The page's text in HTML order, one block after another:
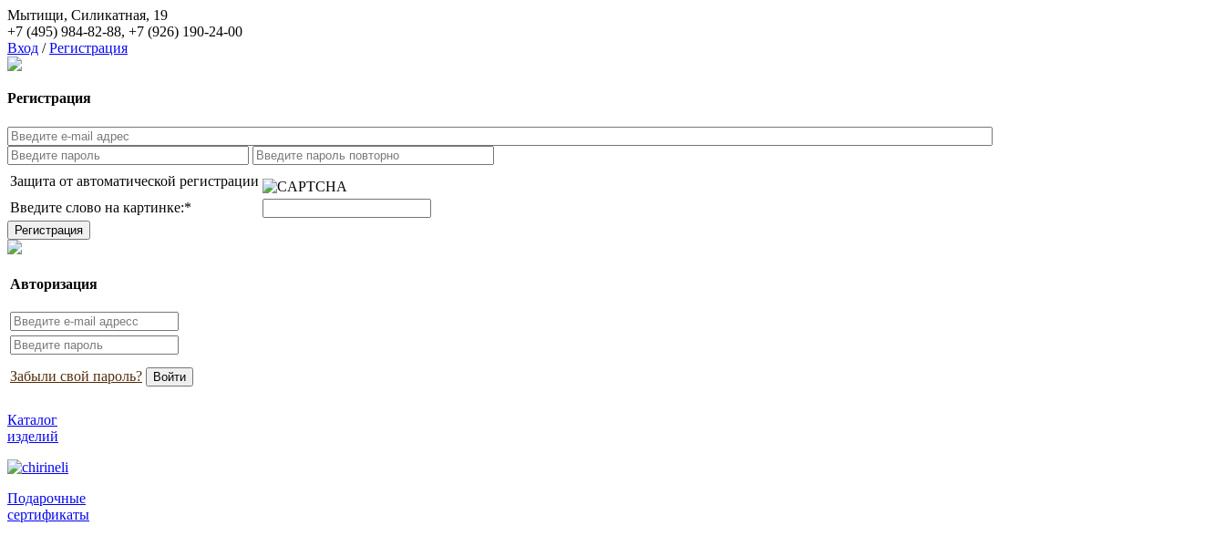
Мытищи, Силикатная, 19
+7 (495) 984-82-88, +7 (926) 190-24-00
Вход / Регистрация
Регистрация
Защита от автоматической регистрации
Введите слово на картинке:*
Авторизация
Забыли свой пароль?
Каталог
изделий
Подарочные
сертификаты